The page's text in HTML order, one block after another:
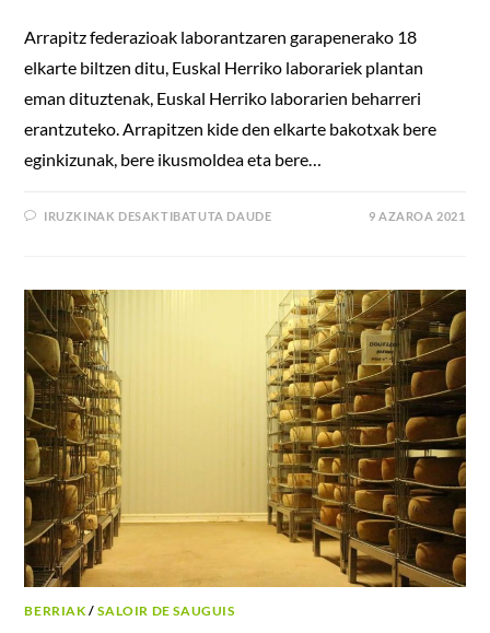
Arrapitz federazioak laborantzaren garapenerako 18
elkarte biltzen ditu, Euskal Herriko laborariek plantan
eman dituztenak, Euskal Herriko laborarien beharreri
erantzuteko. Arrapitzen kide den elkarte bakotxak bere
eginkizunak, bere ikusmoldea eta bere…
IRUZKINAK DESAKTIBATUTA DAUDE 9 AZAROA 2021
BERRIAK /SALOIR DE SAUGUIS